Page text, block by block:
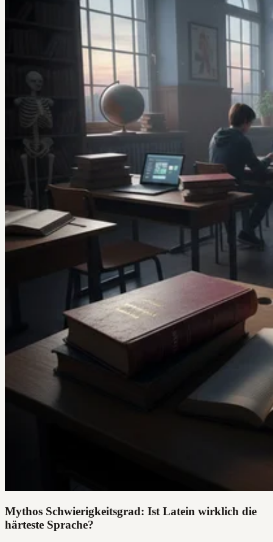
Mythos Schwierigkeitsgrad: Ist Latein wirklich die
härteste Sprache?